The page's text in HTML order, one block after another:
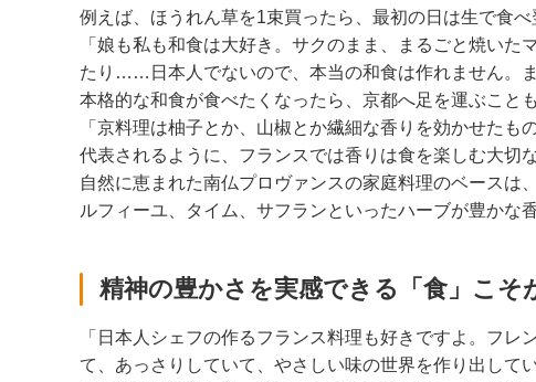
例えば、ほうれん草を1束買ったら、最初の日は生で食
「娘も私も和食は大好き。サクのまま、まるごと焼い
たり……日本人でないので、本当の和食は作れません。
本格的な和食が食べたくなったら、京都へ足を運ぶこと
「京料理は柚子とか、山椒とか繊細な香りを効かせた
代表されるように、フランスでは香りは食を楽しむ大切
自然に恵まれた南仏プロヴァンスの家庭料理のベース
ルフィーユ、タイム、サフランといったハーブが豊かな
精神の豊かさを実感できる「食」こそ
「日本人シェフの作るフランス料理も好きですよ。フ
て、あっさりしていて、やさしい味の世界を作り出して